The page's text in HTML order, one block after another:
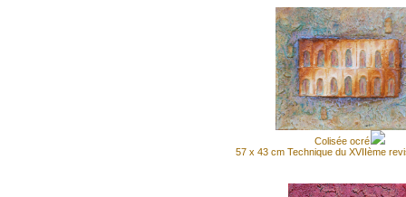
Colisée ocré
57 x 43 cm Technique du XVIIème